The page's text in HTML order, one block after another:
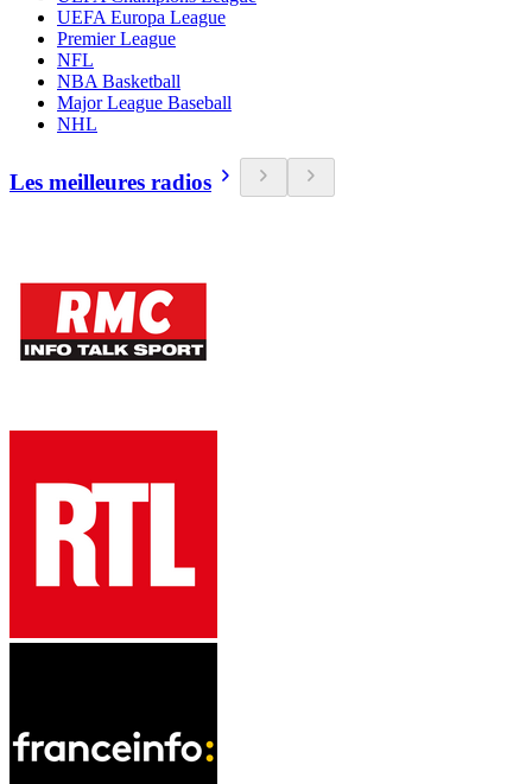
UEFA Europa League
Premier League
NFL
NBA Basketball
Major League Baseball
NHL
Les meilleures radios